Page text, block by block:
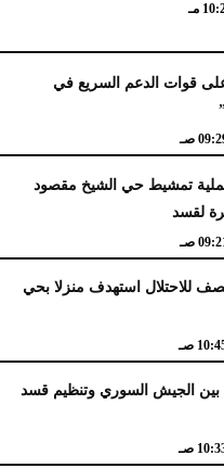
مـ
على قوات الدعم السريع في
صـ
تمشيط حي الشيخ مقصود
لقسد
صـ
للاحتلال استهدف منزلا بحي
صـ
بين الجيش السوري وتنظيم قسد
صـ